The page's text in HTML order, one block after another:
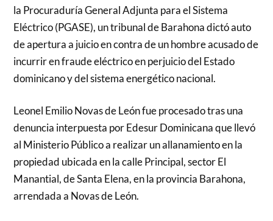
la Procuraduría General Adjunta para el Sistema
Eléctrico (PGASE), un tribunal de Barahona dictó auto
de apertura a juicio en contra de un hombre acusado de
incurrir en fraude eléctrico en perjuicio del Estado
dominicano y del sistema energético nacional.
Leonel Emilio Novas de León fue procesado tras una
denuncia interpuesta por Edesur Dominicana que llevó
al Ministerio Público a realizar un allanamiento en la
propiedad ubicada en la calle Principal, sector El
Manantial, de Santa Elena, en la provincia Barahona,
arrendada a Novas de León.